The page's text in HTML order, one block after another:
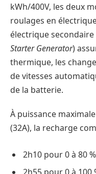
kWh/400V, les deux
roulages en
électrique secondaire
Starter Generator)
thermique, les
de vitesses
de la batterie.
À puissance
(32A), la recharge
2h10 pour 0 à 80 %